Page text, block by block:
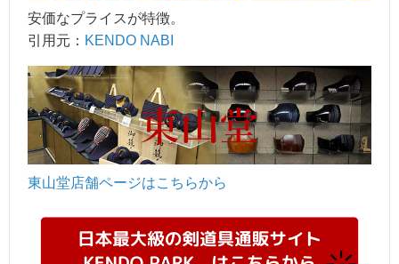
安価なプライスが特徴。
引用元： KENDO NABI
東山堂店舗ページはこちらから